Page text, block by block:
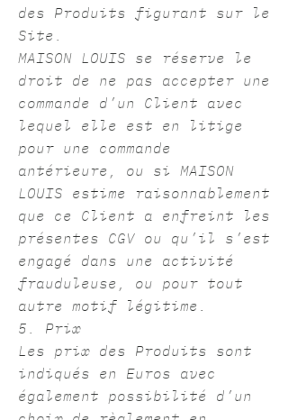
des Produits figurant sur le
Site.
MAISON LOUIS se réserve le
droit de ne pas accepter une
commande d’un Client avec
lequel elle est en litige
pour une commande
antérieure, ou si MAISON
LOUIS estime raisonnablement
que ce Client a enfreint les
présentes CGV ou qu’il s’est
engagé dans une activité
frauduleuse, ou pour tout
autre motif légitime.
5. Prix
Les prix des Produits sont
indiqués en Euros avec
également possibilité d’un